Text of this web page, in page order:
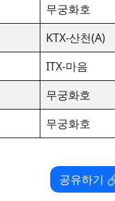
무궁화호
KTX-산천(A)
ITX-마음
무궁화호
무궁화호
공유하기